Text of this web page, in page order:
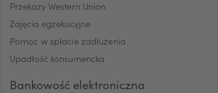
ILS
Przekazy Western Union
Zajęcia egzekucyjne
Pomoc w spłacie zadłużenia
Upadłość konsumencka
Bankowość elektroniczna